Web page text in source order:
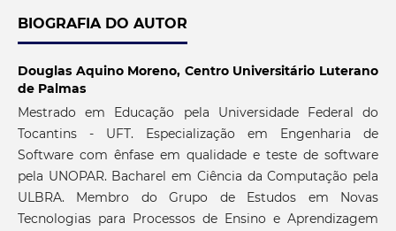
BIOGRAFIA DO AUTOR
Douglas Aquino Moreno, Centro Universitário Luterano
de Palmas
Mestrado em Educação pela Universidade Federal do
Tocantins - UFT. Especialização em Engenharia de
Software com ênfase em qualidade e teste de software
pela UNOPAR. Bacharel em Ciência da Computação pela
ULBRA. Membro do Grupo de Estudos em Novas
Tecnologias para Processos de Ensino e Aprendizagem